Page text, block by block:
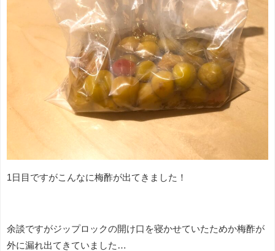
1日目ですがこんなに梅酢が出てきました！
余談ですがジップロックの開け口を寝かせていたためか梅酢が
外に漏れ出てきていました…